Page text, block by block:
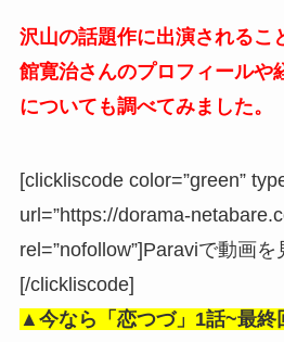
沢山の話題作に出演されるこ
館寛治さんのプロフィールや
についても調べてみました。
[clickliscode color=”green”
url=”https://dorama-
rel=”nofollow”]Paraviで動画
[/clickliscode]
▲今なら 「恋つづ」 1話~最終